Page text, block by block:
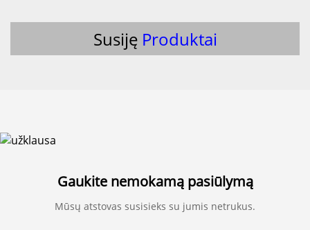
Susiję Produktai
Gaukite nemokamą pasiūlymą
Mūsų atstovas susisieks su jumis netrukus.